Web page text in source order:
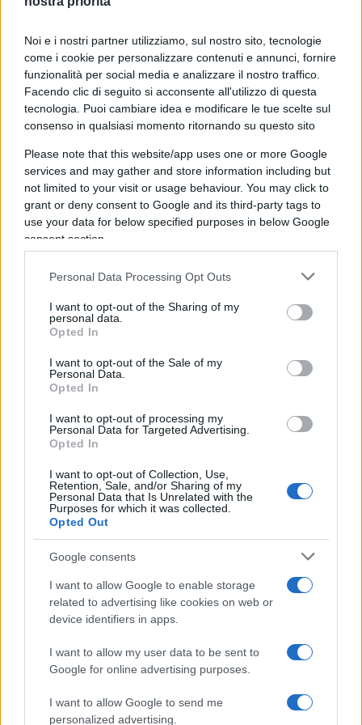
Noi e i nostri partner utilizziamo, sul nostro sito, tecnologie
come i cookie per personalizzare contenuti e annunci, fornire
funzionalità per social media e analizzare il nostro traffico.
Facendo clic di seguito si acconsente all'utilizzo di questa
tecnologia. Puoi cambiare idea e modificare le tue scelte sul
consenso in qualsiasi momento ritornando su questo sito
Please note that this website/app uses one or more Google
services and may gather and store information including but
not limited to your visit or usage behaviour. You may click to
grant or deny consent to Google and its third-party tags to
use your data for below specified purposes in below Google
consent section.
Personal Data Processing Opt Outs
I want to opt-out of the Sharing of my
personal data.
Opted In
I want to opt-out of the Sale of my
Personal Data.
Opted In
I want to opt-out of processing my
Personal Data for Targeted Advertising.
Opted In
I want to opt-out of Collection, Use,
Retention, Sale, and/or Sharing of my
Personal Data that Is Unrelated with the
Purposes for which it was collected.
Opted Out
Google consents
I want to allow Google to enable storage
related to advertising like cookies on web or
device identifiers in apps.
I want to allow my user data to be sent to
Google for online advertising purposes.
I want to allow Google to send me
personalized advertising.
Nel primo,
uguali tra loro, tutti i miei diritti d’autore, nonché i
diritti connessi di artista, interprete ed esecutore”.
Nel secondo, disponeva che “i diritti d’autore” e gli
altri beni mobili fossero divisi anche con la
moglie.
I giudici hanno scelto una lettura sistematica
ma rigorosa , senza avventurarsi in interpretazioni
psicologiche o ricostruzioni ex post. Il messaggio
immagina volesse dire il testatore
Quando la parola non basta
Uno degli aspetti più netti della sentenza riguarda
il presunto accordo tra gli eredi. La richiesta
economica del primogenito è stata definita
“infondata” proprio perchépriva di qualsiasi
prova documentale
È un passaggio che va oltre il caso specifico.
diritto delle successioni, gli accordi “a voce”
nullo in tribunale, soprattutto quando
riguardano somme rilevanti o compensazioni
formalizzata, altrimenti non esiste per il giudice.
Una lezione su testamenti e